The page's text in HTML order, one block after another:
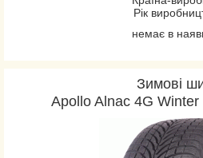
Рік
немає в
Зимові
Apollo Alnac 4G